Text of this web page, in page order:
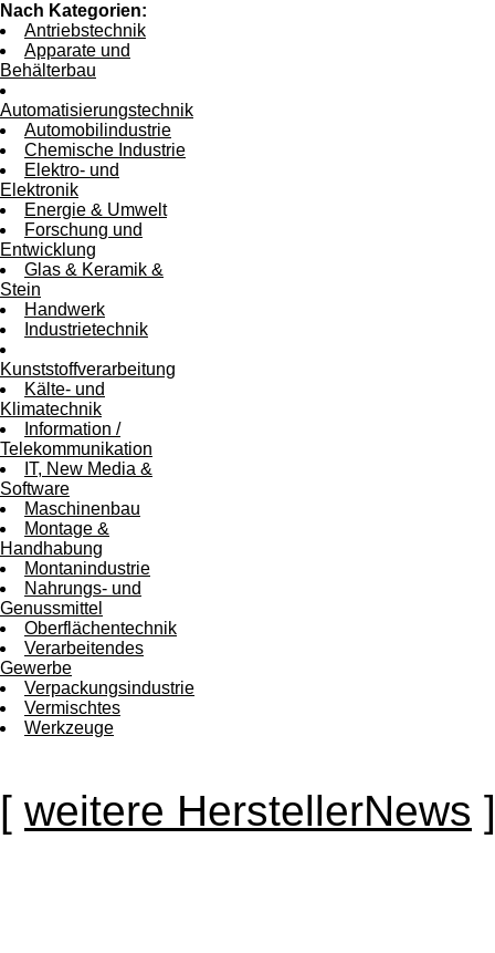
Nach Kategorien:
Antriebstechnik
Apparate und
Behälterbau
Automatisierungstechnik
Automobilindustrie
Chemische Industrie
Elektro- und
Elektronik
Energie & Umwelt
Forschung und
Entwicklung
Glas & Keramik &
Stein
Handwerk
Industrietechnik
Kunststoffverarbeitung
Kälte- und
Klimatechnik
Information /
Telekommunikation
IT, New Media &
Software
Maschinenbau
Montage &
Handhabung
Montanindustrie
Nahrungs- und
Genussmittel
Oberflächentechnik
Verarbeitendes
Gewerbe
Verpackungsindustrie
Vermischtes
Werkzeuge
[ weitere HerstellerNews